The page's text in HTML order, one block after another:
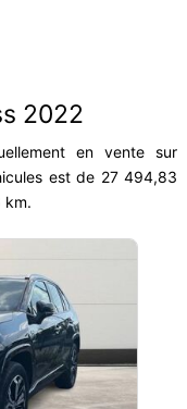
2022
en vente sur
est de 27 494,83
km.